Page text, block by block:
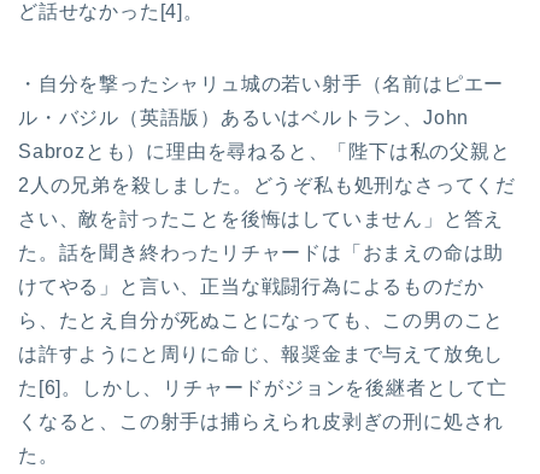
ど話せなかった[4]。
・自分を撃ったシャリュ城の若い射手（名前はピエー
ル・バジル（英語版）あるいはベルトラン、John
Sabrozとも）に理由を尋ねると、「陛下は私の父親と
2人の兄弟を殺しました。どうぞ私も処刑なさってくだ
さい、敵を討ったことを後悔はしていません」と答え
た。話を聞き終わったリチャードは「おまえの命は助
けてやる」と言い、正当な戦闘行為によるものだか
ら、たとえ自分が死ぬことになっても、この男のこと
は許すようにと周りに命じ、報奨金まで与えて放免し
た[6]。しかし、リチャードがジョンを後継者として亡
くなると、この射手は捕らえられ皮剥ぎの刑に処され
た。